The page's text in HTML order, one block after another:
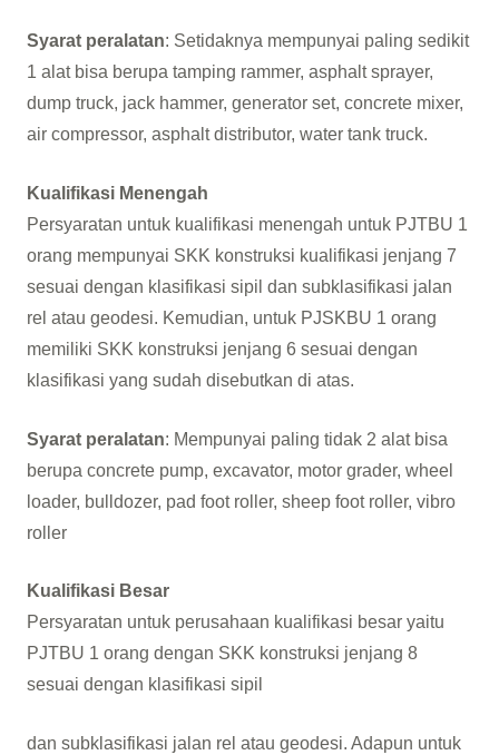
Syarat peralatan: Setidaknya mempunyai paling sedikit
1 alat bisa berupa tamping rammer, asphalt sprayer,
dump truck, jack hammer, generator set, concrete mixer,
air compressor, asphalt distributor, water tank truck.
Kualifikasi Menengah
Persyaratan untuk kualifikasi menengah untuk PJTBU 1
orang mempunyai SKK konstruksi kualifikasi jenjang 7
sesuai dengan klasifikasi sipil dan subklasifikasi jalan
rel atau geodesi. Kemudian, untuk PJSKBU 1 orang
memiliki SKK konstruksi jenjang 6 sesuai dengan
klasifikasi yang sudah disebutkan di atas.
Syarat peralatan: Mempunyai paling tidak 2 alat bisa
berupa concrete pump, excavator, motor grader, wheel
loader, bulldozer, pad foot roller, sheep foot roller, vibro
roller
Kualifikasi Besar
Persyaratan untuk perusahaan kualifikasi besar yaitu
PJTBU 1 orang dengan SKK konstruksi jenjang 8
sesuai dengan klasifikasi sipil
dan subklasifikasi jalan rel atau geodesi. Adapun untuk